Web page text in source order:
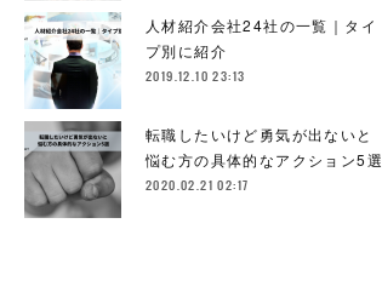
人材紹介会社24社の一覧｜タイ
プ別に紹介
2019.12.10 23:13
転職したいけど勇気が出ないと
悩む方の具体的なアクション5選
2020.02.21 02:17